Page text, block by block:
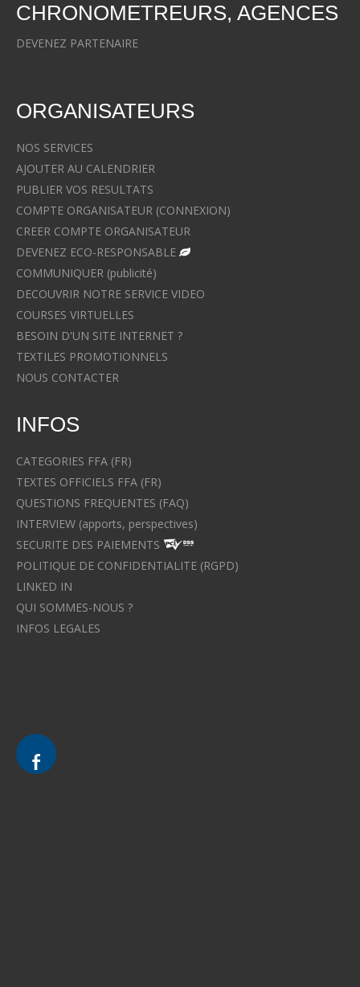
CHRONOMETREURS, AGENCES
DEVENEZ PARTENAIRE
ORGANISATEURS
NOS SERVICES
AJOUTER AU CALENDRIER
PUBLIER VOS RESULTATS
COMPTE ORGANISATEUR (CONNEXION)
CREER COMPTE ORGANISATEUR
DEVENEZ ECO-RESPONSABLE
COMMUNIQUER (publicité)
DECOUVRIR NOTRE SERVICE VIDEO
COURSES VIRTUELLES
BESOIN D'UN SITE INTERNET ?
TEXTILES PROMOTIONNELS
NOUS CONTACTER
INFOS
CATEGORIES FFA (FR)
TEXTES OFFICIELS FFA (FR)
QUESTIONS FREQUENTES (FAQ)
INTERVIEW (apports, perspectives)
SECURITE DES PAIEMENTS
POLITIQUE DE CONFIDENTIALITE (RGPD)
LINKED IN
QUI SOMMES-NOUS ?
INFOS LEGALES